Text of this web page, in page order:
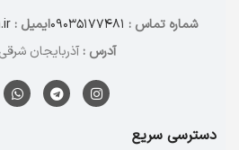
شماره تماس : ۰۹۰۳۵۱۷۷۴۸۱ایمیل :
آدرس : آذربایجان
دسترسی سریع